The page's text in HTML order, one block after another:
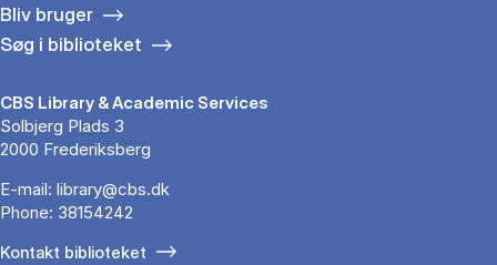
Bliv bruger
Søg i biblioteket
CBS Library & Academic Services
Solbjerg Plads 3
2000 Frederiksberg
E-mail: library@cbs.dk
Phone: 38154242
Kontakt biblioteket